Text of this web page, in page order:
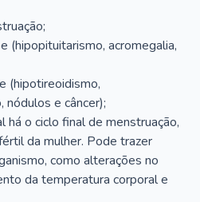
(hipopituitarismo, acromegalia,
(hipotireoidismo,
nódulos e câncer);
há o ciclo final de menstruação,
da mulher. Pode trazer
como alterações no
da temperatura corporal e